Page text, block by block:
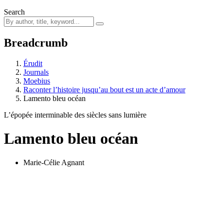
Search
Breadcrumb
Érudit
Journals
Moebius
Raconter l’histoire jusqu’au bout est un acte d’amour
Lamento bleu océan
L’épopée interminable des siècles sans lumière
Lamento bleu océan
Marie-Célie Agnant